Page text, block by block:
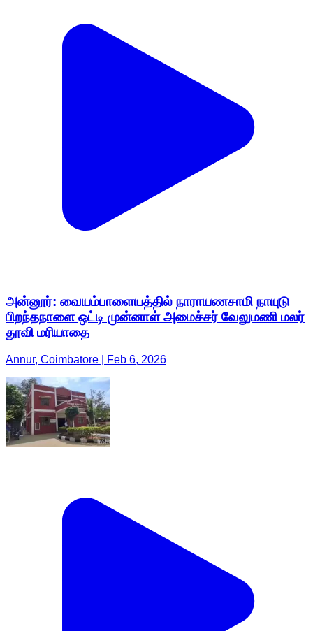
அன்னூர்: வையம்பாளையத்தில் நாராயணசாமி நாயுடு
பிறந்தநாளை ஒட்டி முன்னாள் அமைச்சர் வேலுமணி மலர்
தூவி மரியாதை
Annur, Coimbatore | Feb 6, 2026